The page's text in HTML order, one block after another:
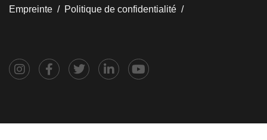
Empreinte / Politique de confidentialité /